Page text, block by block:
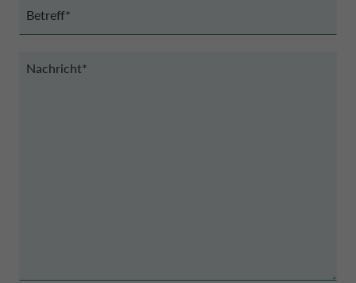
(erforderlich)